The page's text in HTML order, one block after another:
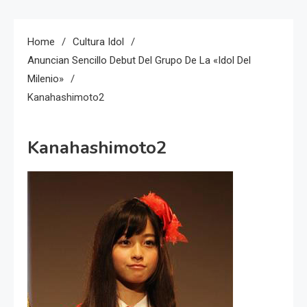
Home
Cultura Idol
Anuncian Sencillo Debut Del Grupo De La «idol Del
Milenio»
Kanahashimoto2
Kanahashimoto2